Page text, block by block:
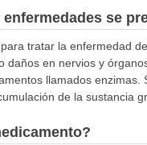
se
tratar la enfermedad
daños en nervios y
llamados
de la sustancia